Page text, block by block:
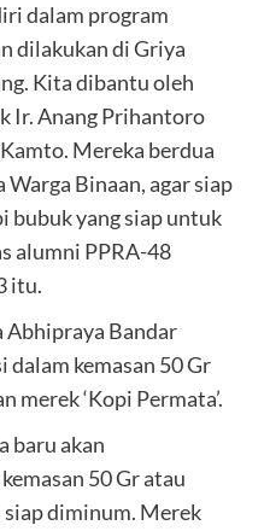
dalam program
dilakukan di Griya
Kita dibantu oleh
Ir. Anang Prihantoro
Mereka berdua
Binaan, agar siap
bubuk yang siap untuk
alumni PPRA-48
itu.
Abhipraya Bandar
dalam kemasan 50 Gr
merek ‘Kopi Permata’.
baru akan
50 Gr atau
diminum. Merek